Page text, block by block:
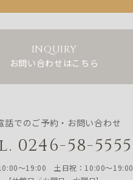
INQUIRY
お問い合わせはこちら
話でのご予約・お問い合わせ
0246-58-5555
〜19:00 土日祝：10:00〜19:00